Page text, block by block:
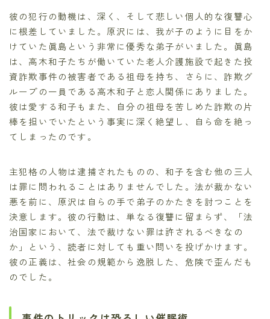
彼の犯行の動機は、深く、そして悲しい個人的な復讐心
に根差していました。原沢には、我が子のように目をか
けていた眞島という非常に優秀な弟子がいました。眞島
は、高木和子たちが働いていた老人介護施設で起きた投
資詐欺事件の被害者である祖母を持ち、さらに、詐欺グ
ループの一員である高木和子と恋人関係にありました。
彼は愛する和子もまた、自分の祖母を苦しめた詐欺の片
棒を担いでいたという事実に深く絶望し、自ら命を絶っ
てしまったのです。
主犯格の人物は逮捕されたものの、和子を含む他の三人
は罪に問われることはありませんでした。法が裁かない
悪を前に、原沢は自らの手で弟子のかたきを討つことを
決意します。彼の行動は、単なる復讐に留まらず、「法
治国家において、法で裁けない罪は許されるべきなの
か」という、読者に対しても重い問いを投げかけます。
彼の正義は、社会の規範から逸脱した、危険で歪んだも
のでした。